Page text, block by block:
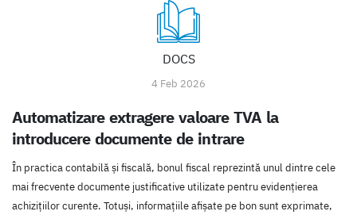
DOCS
4 Feb 2026
Automatizare extragere valoare TVA la
introducere documente de intrare
În practica contabilă și fiscală, bonul fiscal reprezintă unul dintre cele
mai frecvente documente justificative utilizate pentru evidențierea
achizițiilor curente. Totuși, informațiile afișate pe bon sunt exprimate,